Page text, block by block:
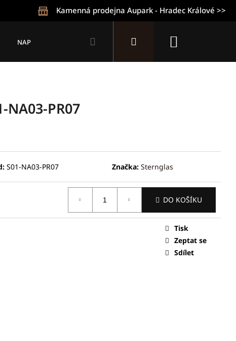
Kamenná prodejna Aupark - Hradec Králové >>
NAPIŠTE NÁM Přihlášení
NA03-PR07
S01-NA03-PR07 Značka: Sternglas
DO KOŠÍKU
Tisk
Zeptat se
Sdílet
Následující